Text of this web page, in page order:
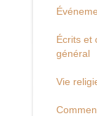
Écrits et
général
Vie